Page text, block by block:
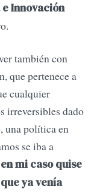
Innovación
también con
que pertenece a
cualquier
irreversibles dado
una política en
se iba a
en mi caso quise
ya venía